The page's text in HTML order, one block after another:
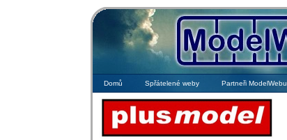
Domů Spřátelené weby Partneři ModelWebu